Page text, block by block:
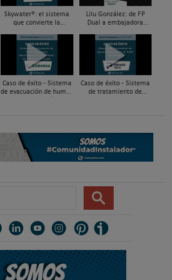
Skywater®: el sistema
que convierte la
infraestructura activa de
gestión del agua...
Lilu González: de FP
Dual a embajadora
| Mecatrónica Industrial
Caso de éxito - Sistema
de evacuación de humos
Caso de éxito - Sistema
de tratamiento de